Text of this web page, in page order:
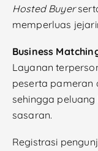
Hosted Buyer
memperluas
Business
Layanan
peserta pameran
sehingga
sasaran.
Registrasi